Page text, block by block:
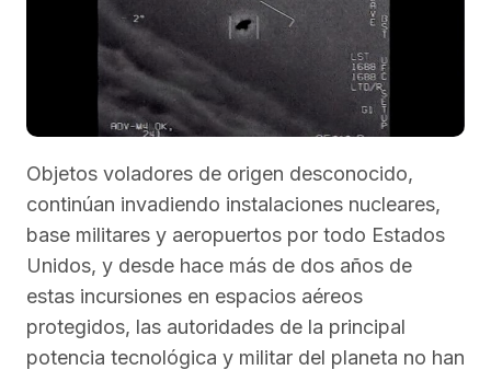
Objetos voladores de origen desconocido,
continúan invadiendo instalaciones nucleares,
base militares y aeropuertos por todo Estados
Unidos, y desde hace más de dos años de
estas incursiones en espacios aéreos
protegidos, las autoridades de la principal
potencia tecnológica y militar del planeta no han